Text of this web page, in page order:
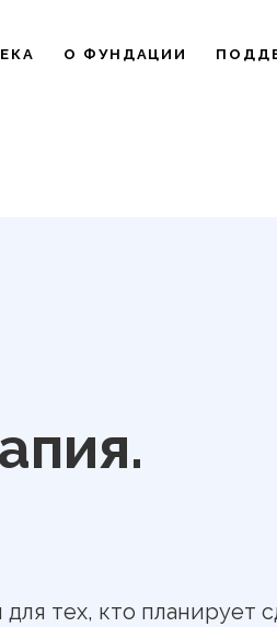
О ФУНДАЦИИ
тех, кто планирует